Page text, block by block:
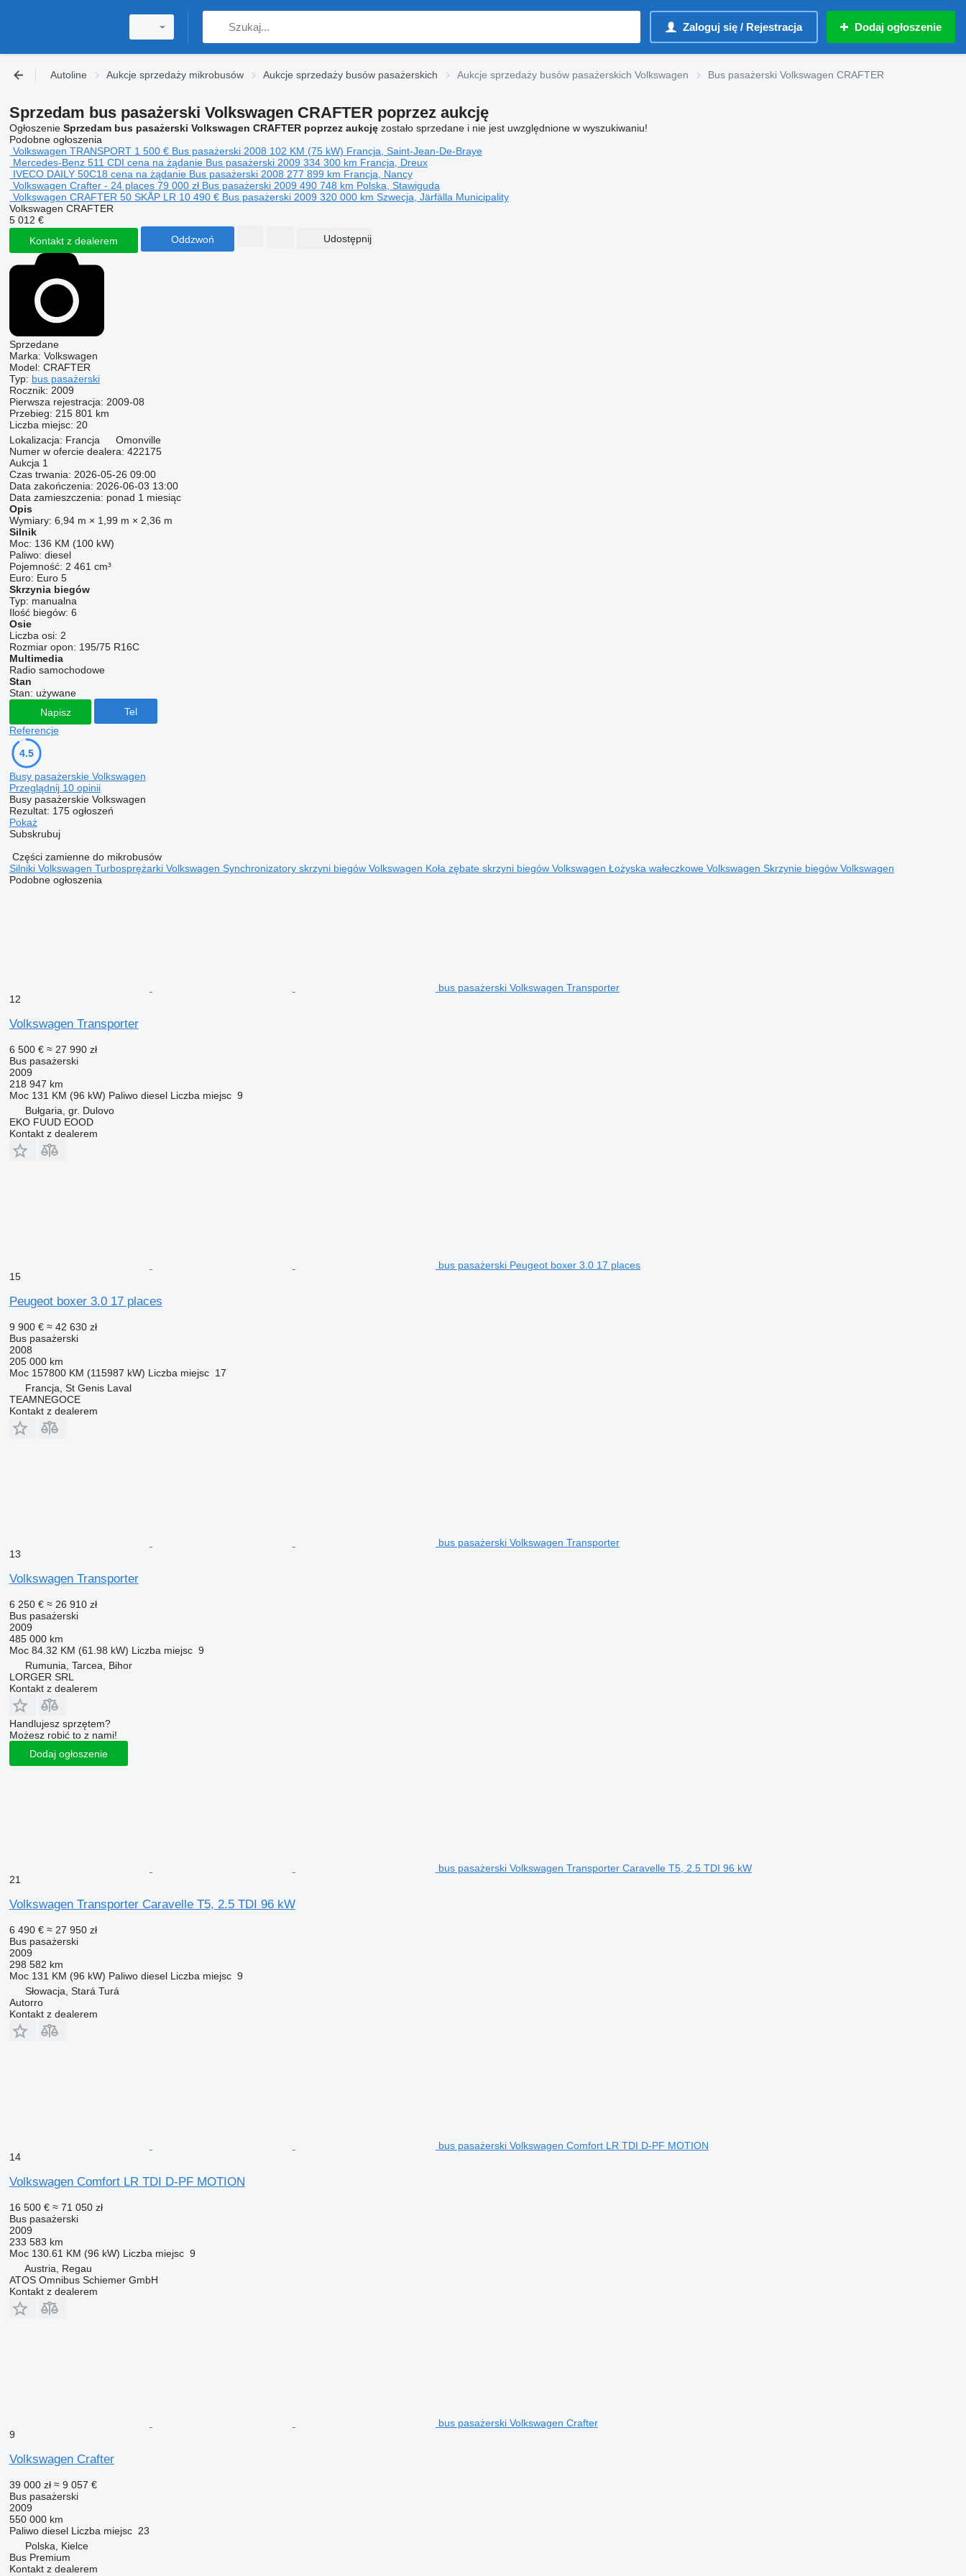
Zaloguj się / Rejestracja Dodaj ogłoszenie
Autoline Aukcje sprzedaży mikrobusów Aukcje sprzedaży busów pasażerskich Aukcje sprzedaży busów pasażerskich Volkswagen Bus pasażerski Volkswagen CRAFTER
Sprzedam bus pasażerski Volkswagen CRAFTER poprzez aukcję
Ogłoszenie Sprzedam bus pasażerski Volkswagen CRAFTER poprzez aukcjęzostało sprzedane i nie jest uwzględnione w wyszukiwaniu!
Podobne ogłoszenia
Volkswagen TRANSPORT 1 500 € Bus pasażerski 2008 102 KM (75 kW) Francja, Saint-Jean-De-Braye
Mercedes-Benz 511 CDI cena na żądanie Bus pasażerski 2009 334 300 km Francja, Dreux
IVECO DAILY 50C18 cena na żądanie Bus pasażerski 2008 277 899 km Francja, Nancy
Volkswagen Crafter - 24 places 79 000 zł Bus pasażerski 2009 490 748 km Polska, Stawiguda
Volkswagen CRAFTER 50 SKÅP LR 10 490 € Bus pasażerski 2009 320 000 km Szwecja, Järfälla Municipality
Volkswagen CRAFTER
5 012 €
Kontakt z dealerem
Oddzwoń Udostępnij
Sprzedane
Marka: Volkswagen
Model: CRAFTER
Typ: bus pasażerski
Rocznik: 2009
Pierwsza rejestracja: 2009-08
Przebieg: 215 801 km
Liczba miejsc: 20
Lokalizacja: Francja
Omonville
Numer w ofercie dealera: 422175
Aukcja 1
Czas trwania: 2026-05-26 09:00
Data zakończenia: 2026-06-03 13:00
Data zamieszczenia: ponad 1 miesiąc
Opis
Wymiary: 6,94 m × 1,99 m × 2,36 m
Silnik
Moc: 136 KM (100 kW)
Paliwo: diesel
Pojemność: 2 461 cm³
Euro: Euro 5
Skrzynia biegów
Typ: manualna
Ilość biegów: 6
Osie
Liczba osi: 2
Rozmiar opon: 195/75 R16C
Multimedia
Radio samochodowe
Stan
Stan: używane
Napisz
Tel
Referencje
4.5
Busy pasażerskie Volkswagen
Przeglądnij 10 opinii
Busy pasażerskie Volkswagen
Rezultat: 175 ogłoszeń
Pokaż
Subskrubuj
Części zamienne do mikrobusów
Silniki Volkswagen Turbosprężarki Volkswagen Synchronizatory skrzyni biegów Volkswagen Koła zębate skrzyni biegów Volkswagen Łożyska wałeczkowe Volkswagen Skrzynie biegów Volkswagen
Podobne ogłoszenia
bus pasażerski Volkswagen Transporter
12
Volkswagen Transporter
6 500 € ≈ 27 990 zł
Bus pasażerski
2009
218 947 km
Moc 131 KM (96 kW) Paliwo diesel Liczba miejsc 9
Bułgaria, gr. Dulovo
EKO FUUD EOOD
Kontakt z dealerem
bus pasażerski Peugeot boxer 3.0 17 places
15
Peugeot boxer 3.0 17 places
9 900 € ≈ 42 630 zł
Bus pasażerski
2008
205 000 km
Moc 157800 KM (115987 kW) Liczba miejsc 17
Francja, St Genis Laval
TEAMNEGOCE
Kontakt z dealerem
bus pasażerski Volkswagen Transporter
13
Volkswagen Transporter
6 250 € ≈ 26 910 zł
Bus pasażerski
2009
485 000 km
Moc 84.32 KM (61.98 kW) Liczba miejsc 9
Rumunia, Tarcea, Bihor
LORGER SRL
Kontakt z dealerem
Handlujesz sprzętem?
Możesz robić to z nami!
Dodaj ogłoszenie
bus pasażerski Volkswagen Transporter Caravelle T5, 2.5 TDI 96 kW
21
Volkswagen Transporter Caravelle T5, 2.5 TDI 96 kW
6 490 € ≈ 27 950 zł
Bus pasażerski
2009
298 582 km
Moc 131 KM (96 kW) Paliwo diesel Liczba miejsc 9
Słowacja, Stará Turá
Autorro
Kontakt z dealerem
bus pasażerski Volkswagen Comfort LR TDI D-PF MOTION
14
Volkswagen Comfort LR TDI D-PF MOTION
16 500 € ≈ 71 050 zł
Bus pasażerski
2009
233 583 km
Moc 130.61 KM (96 kW) Liczba miejsc 9
Austria, Regau
ATOS Omnibus Schiemer GmbH
Kontakt z dealerem
bus pasażerski Volkswagen Crafter
9
Volkswagen Crafter
39 000 zł ≈ 9 057 €
Bus pasażerski
2009
550 000 km
Paliwo diesel Liczba miejsc 23
Polska, Kielce
Bus Premium
Kontakt z dealerem